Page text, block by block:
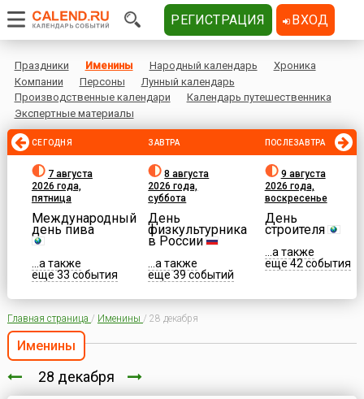
Праздники Именины Народный календарь
Хроника
Компании
Персоны
Лунный календарь
Производственные календари
Календарь путешественника
Экспертные материалы
СЕГОДНЯ
7 августа
2026 года,
пятница
Международный
день пива
...а также
еще 33 события
ЗАВТРА
8 августа
2026 года,
суббота
День
физкультурника
в России
...а также
еще 39 событий
ПОСЛЕЗАВТРА
9 августа
2026 года,
воскресенье
День
строителя
...а также
еще 42 события
Главная страница / Именины / 28 декабря
Именины
28 декабря
РЕГИСТРАЦИЯ ВХОД